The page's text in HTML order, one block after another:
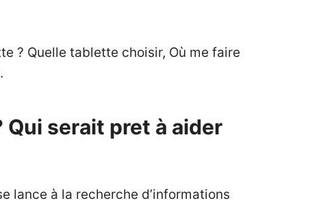
? Quelle tablette choisir, Où me faire
serait pret à aider
lance à la recherche d’informations